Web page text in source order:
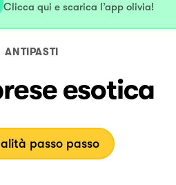
Clicca qui e scarica l’app olivia!
ANTIPASTI
esotica
passo passo